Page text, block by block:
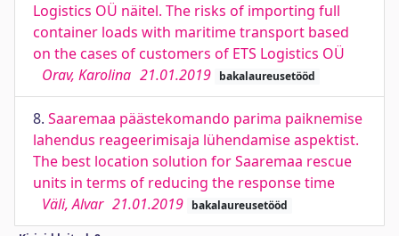
Logistics OÜ näitel. The risks of importing full
container loads with maritime transport based
on the cases of customers of ETS Logistics OÜ
Orav, Karolina 21.01.2019 bakalaureusetööd
8. Saaremaa päästekomando parima paiknemise
lahendus reageerimisaja lühendamise aspektist.
The best location solution for Saaremaa rescue
units in terms of reducing the response time
Väli, Alvar 21.01.2019 bakalaureusetööd